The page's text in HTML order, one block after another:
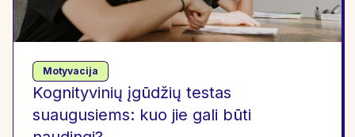
Motyvacija
Kognityvinių įgūdžių testas
suaugusiems: kuo jie gali būti